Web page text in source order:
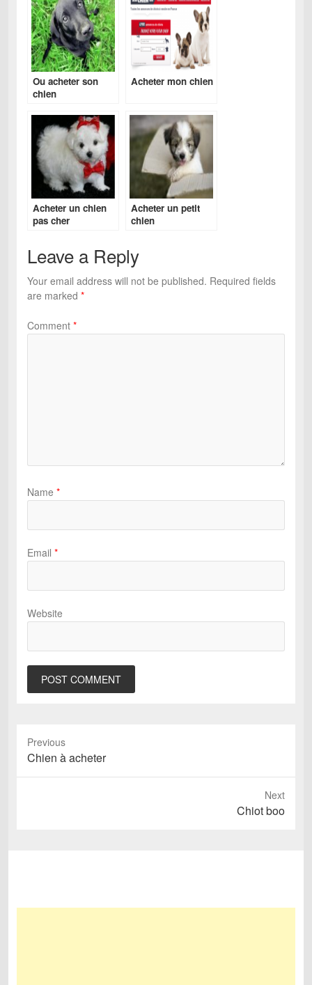
Ou acheter son
chien
Acheter mon chien
Acheter un chien
pas cher
Acheter un petit
chien
Leave a Reply
Your email address will not be published. Required fields
are marked *
Comment *
Name *
Email *
Website
Previous
Previous
post:
Chien à acheter
Next
Chiot boo